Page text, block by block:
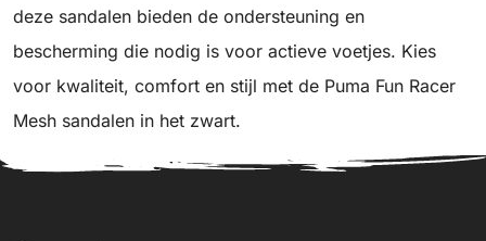
deze sandalen bieden de ondersteuning en
bescherming die nodig is voor actieve voetjes. Kies
voor kwaliteit, comfort en stijl met de Puma Fun Racer
Mesh sandalen in het zwart.